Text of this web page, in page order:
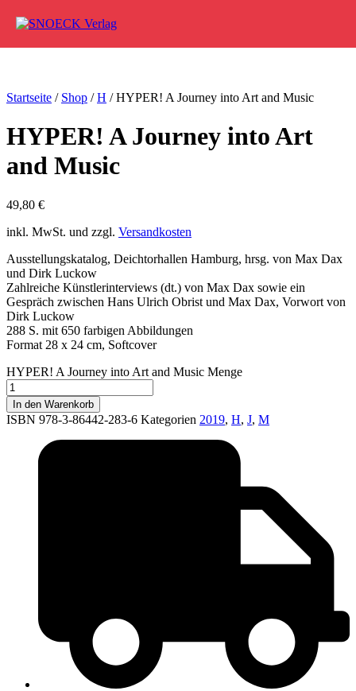
Startseite / Shop /H / HYPER! A Journey into Art and Music
HYPER! A Journey into Art
and Music
49,80 €
inkl. MwSt. und zzgl. Versandkosten
Ausstellungskatalog, Deichtorhallen Hamburg, hrsg. von Max Dax
und Dirk Luckow
Zahlreiche Künstlerinterviews (dt.) von Max Dax sowie ein
Gespräch zwischen Hans Ulrich Obrist und Max Dax, Vorwort von
Dirk Luckow
288 S. mit 650 farbigen Abbildungen
Format 28 x 24 cm, Softcover
HYPER! A Journey into Art and Music Menge
In den Warenkorb
ISBN 978-3-86442-283-6 Kategorien 2019, H, J, M